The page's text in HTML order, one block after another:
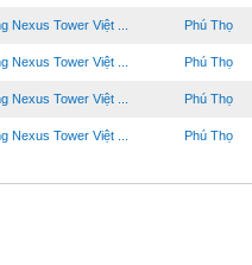
Nexus Tower Việt ... Phú Thọ
Nexus Tower Việt ... Phú Thọ
Nexus Tower Việt ... Phú Thọ
Nexus Tower Việt ... Phú Thọ